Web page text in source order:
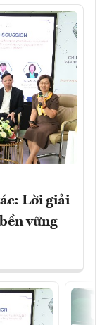
Lời giải
vững